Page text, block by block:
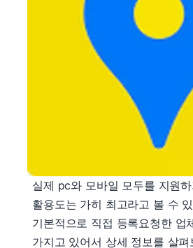
실제 pc와 모바일 모두를 지원
활용도는 가히 최고라고 볼 수
기본적으로 직접 등록요청한 업
가지고 있어서 상세 정보를 살펴